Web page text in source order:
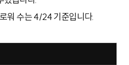
워 수는 4/24 기준입니다.